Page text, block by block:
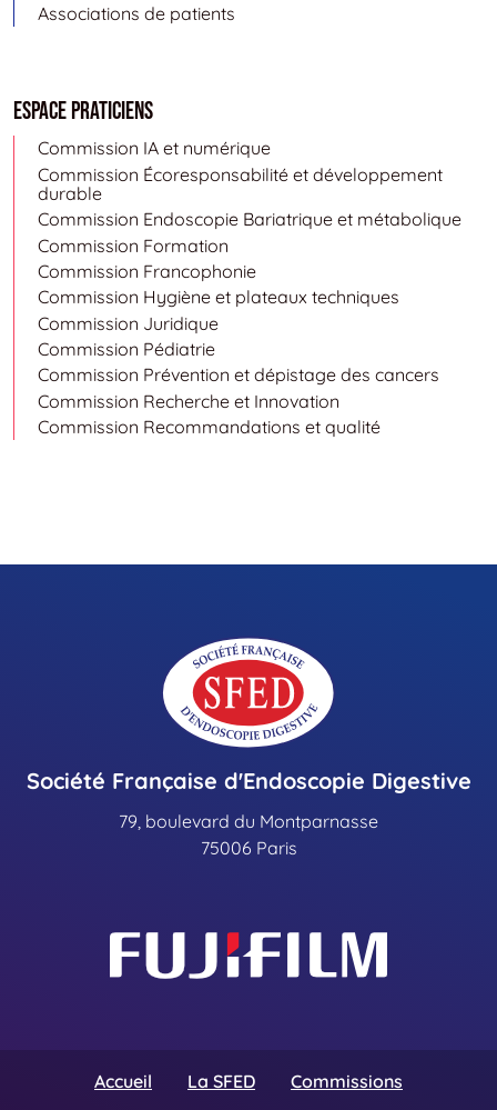
Associations de patients
Espace Praticiens
Commission IA et numérique
Commission Écoresponsabilité et développement
durable
Commission Endoscopie Bariatrique et métabolique
Commission Formation
Commission Francophonie
Commission Hygiène et plateaux techniques
Commission Juridique
Commission Pédiatrie
Commission Prévention et dépistage des cancers
Commission Recherche et Innovation
Commission Recommandations et qualité
Société Française d'Endoscopie Digestive
79, boulevard du Montparnasse
75006 Paris
Accueil La SFED Commissions